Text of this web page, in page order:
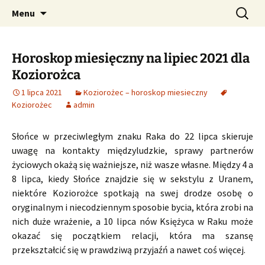
CzaroMarowy horoskop
dzienny, miesięczny i
tygodniowy
Profesjonalne przepowiednie astrologiczne
Menu Szukaj:
Horoskop miesięczny na lipiec 2021 dla
Koziorożca
1 lipca 2021
Koziorożec – horoskop miesieczny
Koziorożec
admin
Słońce w przeciwległym znaku Raka do 22 lipca skieruje
uwagę na kontakty międzyludzkie, sprawy partnerów
życiowych okażą się ważniejsze, niż wasze własne. Między 4 a
8 lipca, kiedy Słońce znajdzie się w sekstylu z Uranem,
niektóre Koziorożce spotkają na swej drodze osobę o
oryginalnym i niecodziennym sposobie bycia, która zrobi na
nich duże wrażenie, a 10 lipca nów Księżyca w Raku może
okazać się początkiem relacji, która ma szansę
przekształcić się w prawdziwą przyjaźń a nawet coś więcej.